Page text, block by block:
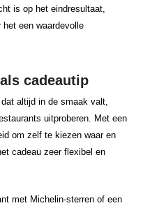
is op het eindresultaat,
een waardevolle
cadeautip
altijd in de smaak valt,
uitproberen. Met een
om zelf te kiezen waar en
cadeau zeer flexibel en
met Michelin-sterren of een